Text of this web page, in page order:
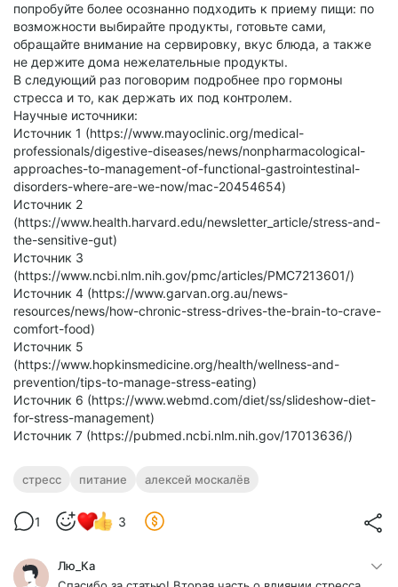
попробуйте более осознанно подходить к приему пищи: по
возможности выбирайте продукты, готовьте сами,
обращайте внимание на сервировку, вкус блюда, а также
не держите дома нежелательные продукты.
В следующий раз поговорим подробнее про гормоны
стресса и то, как держать их под контролем.
Научные источники:
Источник 1 (https://www.mayoclinic.org/medical-
professionals/digestive-diseases/news/nonpharmacological-
approaches-to-management-of-functional-gastrointestinal-
disorders-where-are-we-now/mac-20454654)
Источник 2
(https://www.health.harvard.edu/newsletter_article/stress-and-
the-sensitive-gut)
Источник 3
(https://www.ncbi.nlm.nih.gov/pmc/articles/PMC7213601/)
Источник 4 (https://www.garvan.org.au/news-
resources/news/how-chronic-stress-drives-the-brain-to-crave-
comfort-food)
Источник 5
(https://www.hopkinsmedicine.org/health/wellness-and-
prevention/tips-to-manage-stress-eating)
Источник 6 (https://www.webmd.com/diet/ss/slideshow-diet-
for-stress-management)
Источник 7 (https://pubmed.ncbi.nlm.nih.gov/17013636/)
стресс питание алексей москалёв
1 3
Лю_Ка